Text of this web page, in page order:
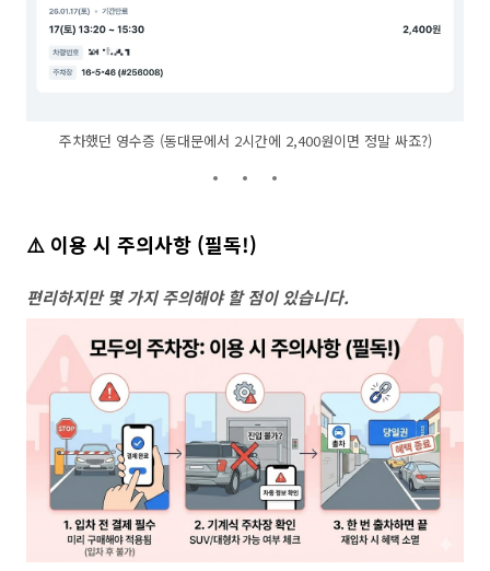
주차했던 영수증 (동대문에서 2시간에 2,400원이면 정말 싸죠?)
⚠️ 이용 시 주의사항 (필독!)
편리하지만 몇 가지 주의해야 할 점이 있습니다.